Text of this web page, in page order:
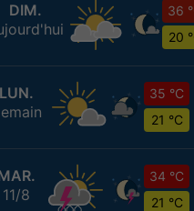
DIM.
36
20
LUN.
35 °C
21 °C
11/8
34 °C
21 °C